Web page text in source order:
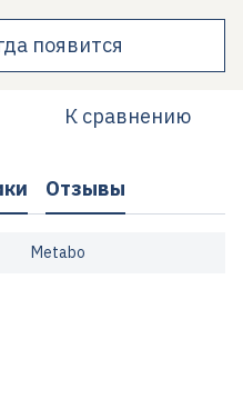
появится
К сравнению
Отзывы
Metabo